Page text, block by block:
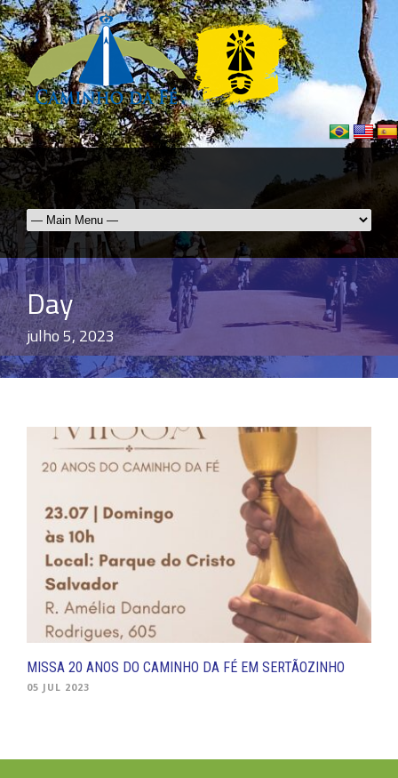
Day
julho 5, 2023
MISSA 20 ANOS DO CAMINHO DA FÉ EM SERTÃOZINHO
05 JUL 2023